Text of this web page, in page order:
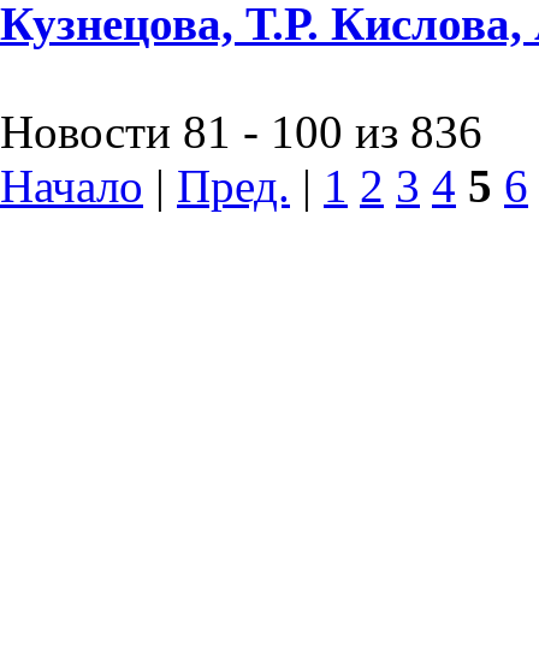
Кузнецова, Т.Р.
Новости 81 - 100 из 836
Начало | Пред. | 1 2 3 4 5 6